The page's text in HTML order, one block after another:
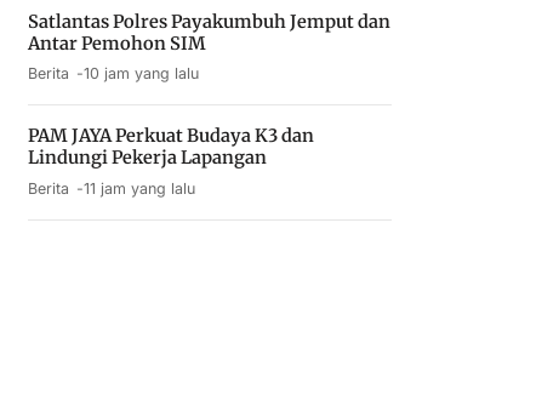
Satlantas Polres Payakumbuh Jemput dan
Antar Pemohon SIM
Berita 10 jam yang lalu
PAM JAYA Perkuat Budaya K3 dan
Lindungi Pekerja Lapangan
Berita 11 jam yang lalu